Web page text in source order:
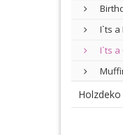
I`ts a
I`ts a
Holzdeko